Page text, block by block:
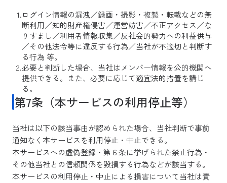
ログイン情報の漏洩／録画・撮影・複製・転載などの無
断利用／知的財産権侵害／運営妨害／不正アクセス／な
りすまし／利用者情報収集／反社会的勢力への利益供与
／その他法令等に違反する行為／当社が不適切と判断す
る行為 等。
必要と判断した場合、当社はメンバー情報を公的機関へ
提供できる。また、必要に応じて適宜法的措置を講じ
る。
第7条（本サービスの利用停止等）
当社は以下の該当事由が認められた場合、当社判断で事前
通知なく本サービスを利用停止・中止できる。
本サービスへの虚偽登録・第６条に挙げられた禁止行為・
その他当社との信頼関係を毀損する行為などが該当する。
本サービスの利用停止・中止による損害について当社は責